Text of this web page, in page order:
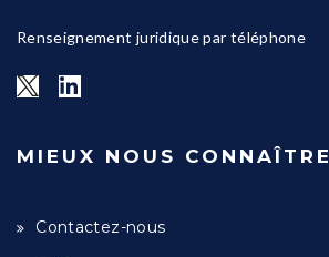
Renseignement juridique par téléphone
MIEUX NOUS CONNAÎTRE
Contactez-nous